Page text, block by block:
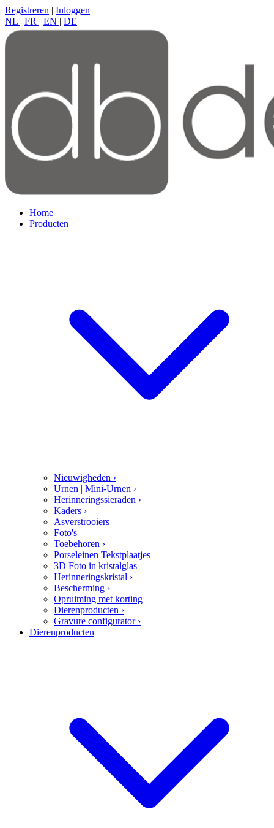
Registreren | Inloggen
NL | FR | EN | DE
Home
Producten
Nieuwigheden ›
Urnen | Mini-Urnen ›
Herinneringssieraden ›
Kaders ›
Asverstrooiers
Foto's
Toebehoren ›
Porseleinen Tekstplaatjes
3D Foto in kristalglas
Herinneringskristal ›
Bescherming ›
Opruiming met korting
Dierenproducten ›
Gravure configurator ›
Dierenproducten